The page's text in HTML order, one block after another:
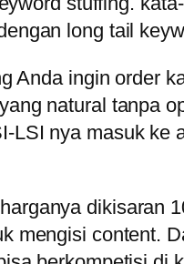
long tail
Anda ingin order
natural tanpa
LSI nya masuk
dikisaran
mengisi content.